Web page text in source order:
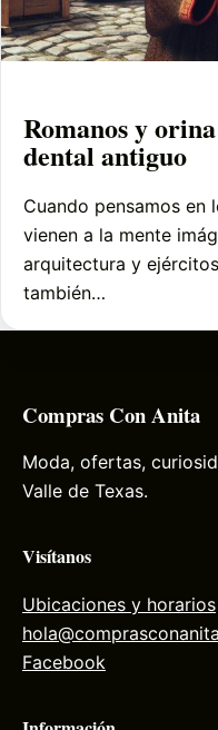
Romanos y
dental antiguo
Cuando pensamos en
vienen a la mente
arquitectura y
también…
Compras Con Anita
Moda, ofertas,
Valle de Texas.
Visítanos
Ubicaciones y horarios
Facebook